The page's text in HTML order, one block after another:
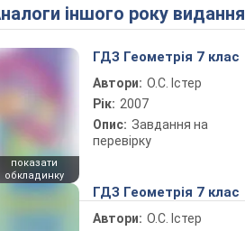
Аналоги іншого року видання
показати
обкладинку
ГДЗ Геометрія 7 клас
Автори: О.С. Істер
Рік: 2007
Опис: Завдання на
перевірку
ГДЗ Геометрія 7 клас
Автори: О.С. Істер